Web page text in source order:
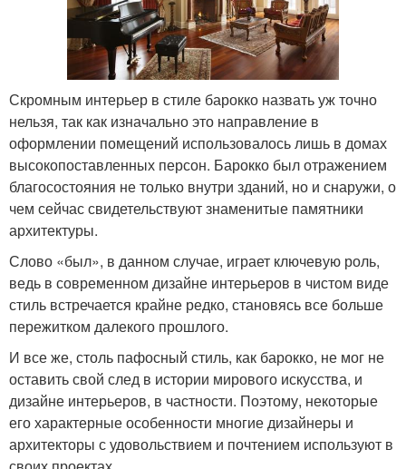
Скромным интерьер в стиле барокко назвать уж точно
нельзя, так как изначально это направление в
оформлении помещений использовалось лишь в домах
высокопоставленных персон. Барокко был отражением
благосостояния не только внутри зданий, но и снаружи, о
чем сейчас свидетельствуют знаменитые памятники
архитектуры.
Слово «был», в данном случае, играет ключевую роль,
ведь в современном дизайне интерьеров в чистом виде
стиль встречается крайне редко, становясь все больше
пережитком далекого прошлого.
И все же, столь пафосный стиль, как барокко, не мог не
оставить свой след в истории мирового искусства, и
дизайне интерьеров, в частности. Поэтому, некоторые
его характерные особенности многие дизайнеры и
архитекторы с удовольствием и почтением используют в